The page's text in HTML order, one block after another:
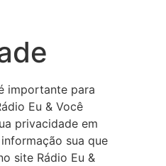
importante para
Eu & Você
privacidade em
sua que
site Rádio Eu &